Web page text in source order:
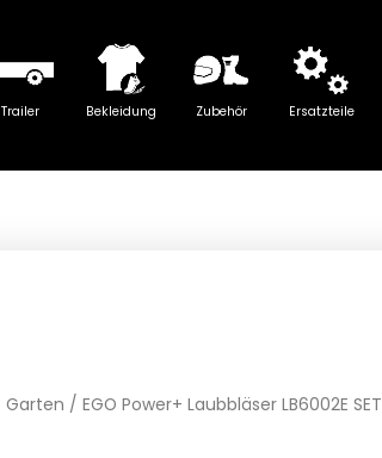
Trailer Bekleidung Zubehör Ersatzteile
Garten / EGO Power+ Laubbläser LB6002E SET